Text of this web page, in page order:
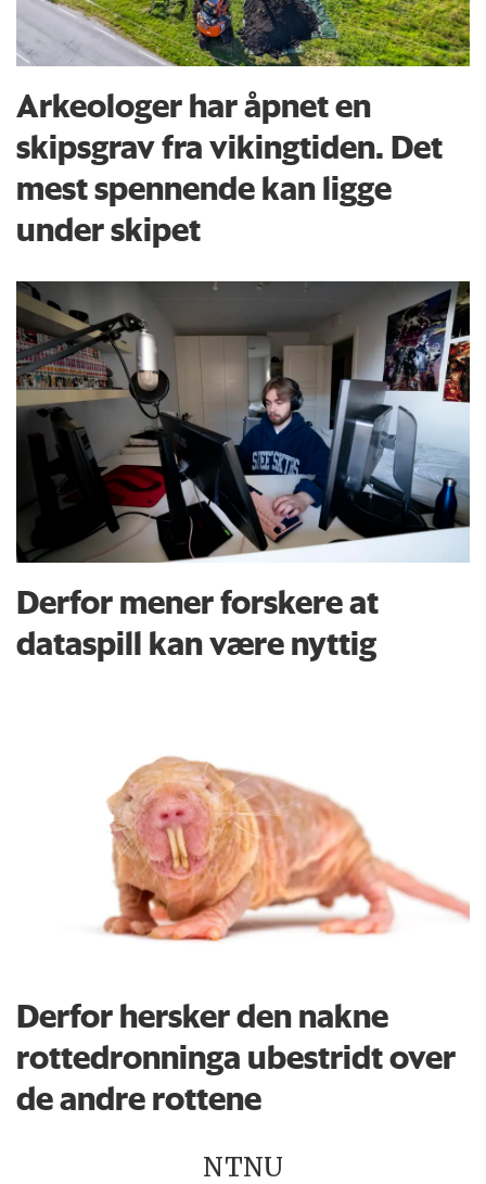
Arkeologer har åpnet en
skipsgrav fra vikingtiden. Det
mest spennende kan ligge
under skipet
Derfor mener forskere at
dataspill kan være nyttig
Derfor hersker den nakne
rottedronninga ubestridt over
de andre rottene
NTNU